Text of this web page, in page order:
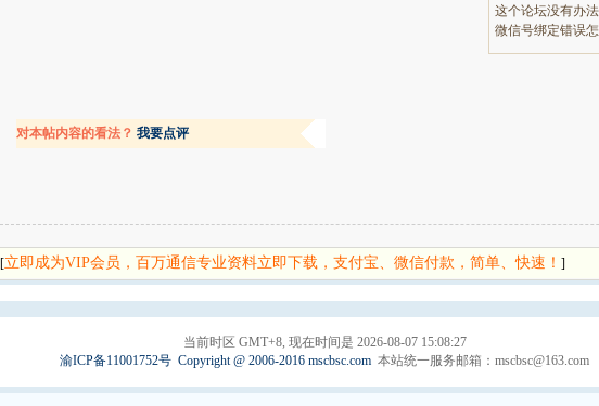
微信号绑定错误
对本帖内容的看法？ 我要点评
[立即成为VIP会员，百万通信专业资料立即下载，支付宝、微信付款，简单、快速！ ]
当前时区 GMT+8, 现在时间是 2026-08-07 15:08:27
渝ICP备11001752号 Copyright @ 2006-2016 mscbsc.com 本站统一服务邮箱：mscbsc@163.com